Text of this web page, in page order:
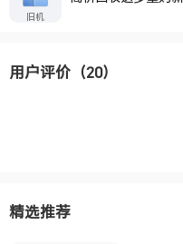
旧机
用户评价 （20）
精选推荐